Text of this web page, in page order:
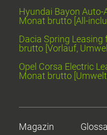
Hyundai Bayon Auto-
Monat brutto [All-
Dacia Spring
brutto [Vorlauf,
Opel Corsa Electric
Monat brutto [Umwelt]
Magazin